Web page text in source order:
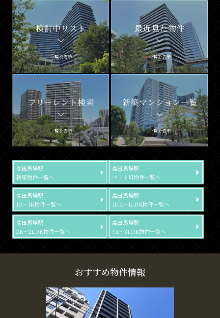
検討中リスト
一覧を表示
最近見た物件
一覧を表示
フリーレント検索
一覧を表示
新築マンション一覧
一覧を表示
高田馬場駅
新築物件一覧へ
高田馬場駅
ペット可物件一覧へ
高田馬場駅
1R～1K物件一覧へ
高田馬場駅
1DK～1LDK物件一覧へ
高田馬場駅
2K～2LDK物件一覧へ
高田馬場駅
3K～3LDK物件一覧へ
おすすめ物件情報